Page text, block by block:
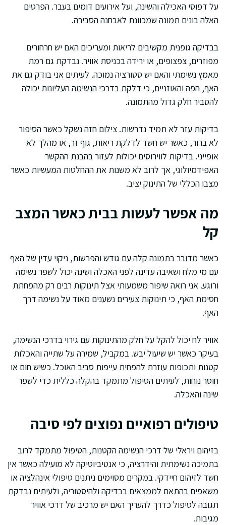
על דפוסי האכילה והשינה, ועל אירועים דומים בעבר. הפרטים
האלה בונים תמונה שמכוונת לאבחנה הסבירה.
בבדיקה גופנית מקשיבים לריאות ומעריכים האם יש חרחורים
מפוזרים, צפצופים, או ירידה בכניסת אוויר. נבדקת גם רמת
מאמץ נשימתי והאם יש סטורציה נמוכה. לעיתים אני בודק גם את
האף, הפה והאוזניים, כי דלקת בדרכי הנשימה העליונות יכולה
להסביר חלק גדול מהתמונה.
בדיקות עזר לא תמיד נדרשות. צילום חזה נשקל כאשר הסיפור
לא ברור, כאשר יש חשד לדלקת ריאות, גוף זר, או מהלך לא
אופייני. בדיקות לווירוסים יכולות לעזור בהבנת ההקשר
האפידמיולוגי, אך לרוב לא משנות את ההחלטות המעשיות כאשר
מצבו הכללי של התינוק יציב.
מה אפשר לעשות בבית כאשר המצב
קל
כאשר מדובר בתמונה קלה עם גודש והפרשות, ניקוי עדין של האף
עם מי מלח ושאיבה עדינה לפני האכלה ושינה יכול לשפר נשימה
ורוגע. אני רואה שיפור משמעותי אצל תינוקות רבים רק מהפחתת
חסימת האף, כי תינוקות צעירים נשענים מאוד על נשימה דרך
האף.
אוויר לח יכול להקל על חלק מהתינוקות עם גירוי בדרכי הנשימה,
בעיקר כאשר יש שיעול יבש. במקביל, שמירה על שתייה והאכלות
קטנות ותכופות עוזרת להפחית עייפות סביב האוכל. כשיש חום או
חוסר נוחות, לעיתים הטיפול מתמקד בהקלה כללית כדי לשפר
שינה והאכלה.
טיפולים רפואיים נפוצים לפי סיבה
בזיהום ויראלי של דרכי הנשימה הקטנות, הטיפול מתמקד לרוב
בתמיכה נשימתית והידרציה, כי אנטיביוטיקה לא מועילה כאשר אין
חשד לזיהום חיידקי. במקרים מסוימים ניתנים טיפולי אינהלציה או
משאפים בהתאם לממצאים בבדיקה ולהיסטוריה, ולעיתים נבדקת
תגובה לטיפול כדרך להעריך האם יש מרכיב של דרכי אוויר
מגיבות.